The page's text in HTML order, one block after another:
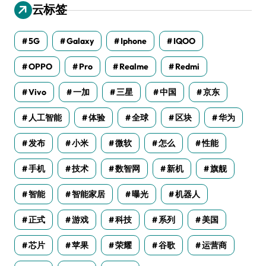
云标签
5G Galaxy Iphone IQOO
OPPO Pro Realme Redmi
Vivo 一加 三星 中国 京东
人工智能 体验 全球 区块 华为
发布 小米 微软 怎么 性能
手机 技术 数智网 新机 旗舰
智能 智能家居 曝光 机器人
正式 游戏 科技 系列 美国
芯片 苹果 荣耀 谷歌 运营商